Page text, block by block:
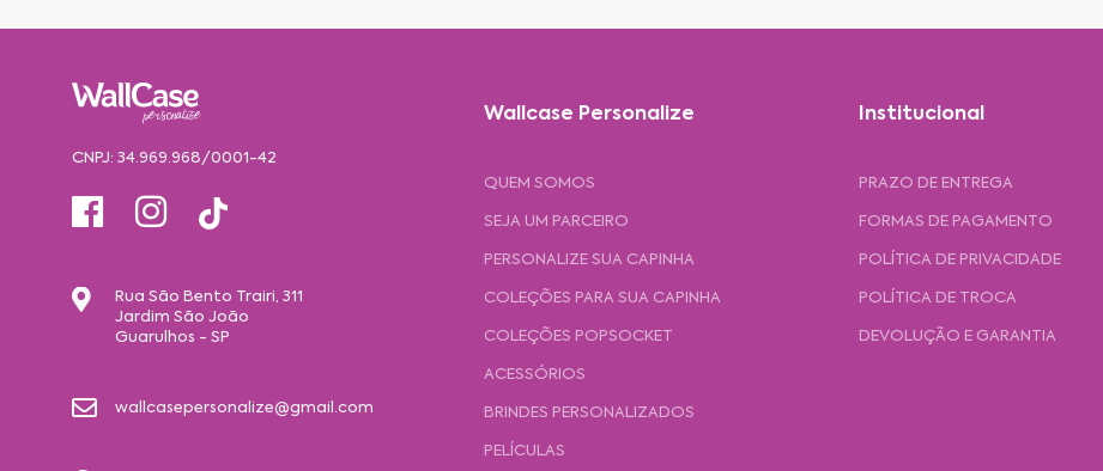
CNPJ: 34.969.968/0001-42
Rua São Bento Trairi, 311
Jardim São João
Guarulhos - SP
wallcasepersonalize@gmail.com
Wallcase Personalize
QUEM SOMOS
SEJA UM PARCEIRO
PERSONALIZE SUA CAPINHA
COLEÇÕES PARA SUA CAPINHA
COLEÇÕES POPSOCKET
ACESSÓRIOS
BRINDES PERSONALIZADOS
PELÍCULAS
Institucional
PRAZO DE ENTREGA
FORMAS DE PAGAMENTO
POLÍTICA DE PRIVACIDADE
POLÍTICA DE TROCA
DEVOLUÇÃO E GARANTIA